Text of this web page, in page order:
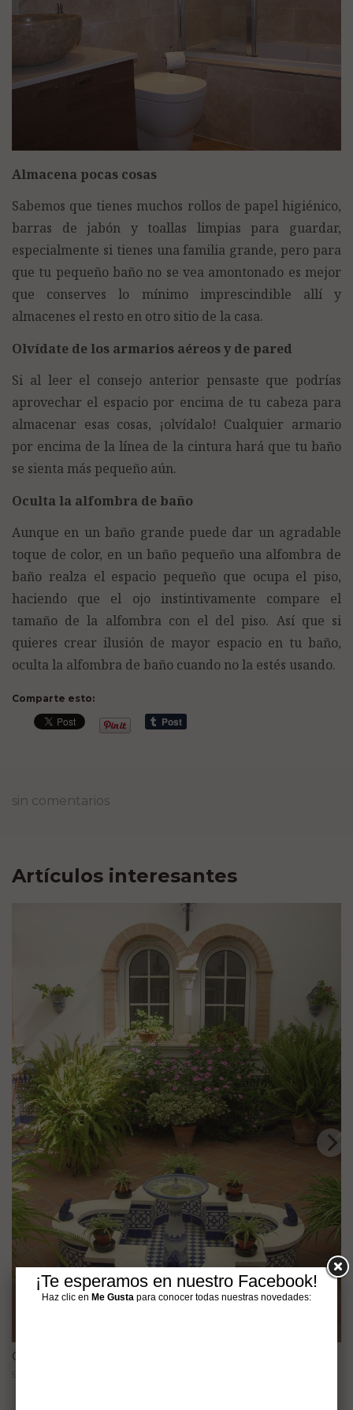
Almacena pocas cosas
Sabemos que tienes muchos rollos de papel higiénico,
barras de jabón y toallas limpias para guardar,
especialmente si tienes una familia grande, pero para
que tu pequeño baño no se vea amontonado es mejor
que conserves lo mínimo imprescindible allí y
almacenes el resto en otro sitio de la casa.
Olvídate de los armarios aéreos y de pared
Si al leer el consejo anterior pensaste que podrías
aprovechar el espacio por encima de tu cabeza para
almacenar esas cosas, ¡olvídalo! Cualquier armario
por encima de la línea de la cintura hará que tu baño
se sienta más pequeño aún.
Oculta la alfombra de baño
Aunque en un baño grande puede dar un agradable
toque de color, en un baño pequeño una alfombra de
baño realza el espacio pequeño que ocupa el piso,
haciendo que el ojo instintivamente compare el
tamaño de la alfombra con el del piso. Así que si
quieres crear ilusión de mayor espacio en tu baño,
oculta la alfombra de baño cuando no la estés usando.
Comparte esto:
sin comentarios
Artículos interesantes
Consejos para limpiar tus azulejos
¡Te esperamos en nuestro Facebook!
Haz clic en Me Gusta para conocer todas nuestras novedades: